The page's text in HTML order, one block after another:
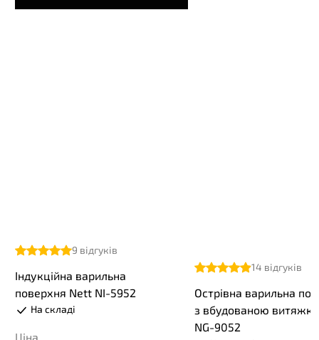
9 відгуків
Індукційна варильна
поверхня Nett NI-5952
На складі
Ціна
14 відгуків
Острівна варильна
з вбудованою
NG-9052